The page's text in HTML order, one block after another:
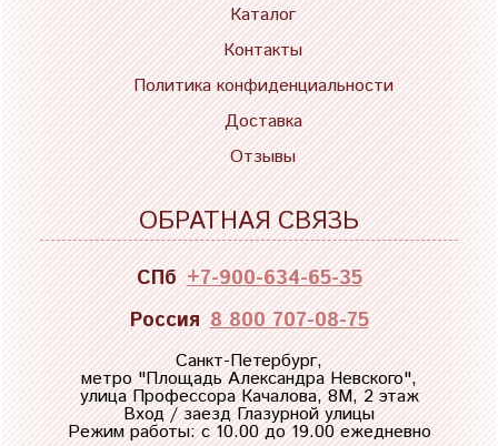
Каталог
Контакты
Политика конфиденциальности
Доставка
Отзывы
ОБРАТНАЯ СВЯЗЬ
СПб +7-900-634-65-35
Россия 8 800 707-08-75
Санкт-Петербург,
метро "Площадь Александра Невского",
улица Профессора Качалова, 8М, 2 этаж
Вход / заезд Глазурной улицы
Режим работы: с 10.00 до 19.00 ежедневно